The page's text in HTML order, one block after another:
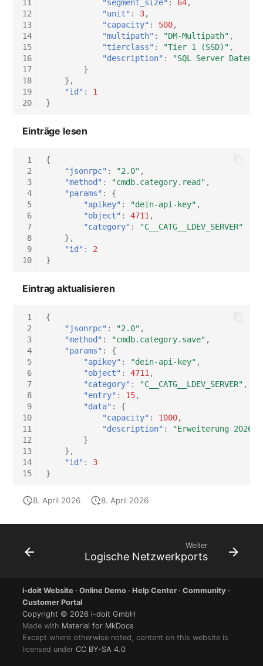
11
12
13
14
15
16
17
18
19
20
"segment_size" : 64,
"unit" : 3,
"capacity" : 500,
"multipath" : "DM-Multipath" ,
"tierclass" : "Tier 1 (SSD)" ,
"description" :
"SQL Server
}
},
"id" :
1
}
Einträge lesen
1
2
3
4
5
6
7
8
9
10
{
"jsonrpc" : "2.0" ,
"method" : "cmdb.category.read" ,
"params" :
{
"apikey" : "dein-api-key" ,
"object" : 4711 ,
"category" :
"C__CATG__LDEV_SERVER"
},
"id" :
2
}
Eintrag aktualisieren
1
2
3
4
5
6
7
8
9
10
11
12
13
14
15
{
"jsonrpc" : "2.0" ,
"method" : "cmdb.category.save" ,
"params" :
{
"apikey" : "dein-api-key" ,
"object" : 4711 ,
"category" : "C__CATG__LDEV_SERVER" ,
"entry" : 15,
"data" :
{
"capacity" : 1000,
"description" :
"Erweiterung 2026-
}
},
"id" :
3
}
8. April 2026 8. April 2026
Weiter
Logische Netzwerkports
i-doit Website ·Online Demo · Help Center ·Community ·
Customer Portal
Copyright © 2026 i-doit GmbH
Made with Material for MkDocs
Except where otherwise noted, content on this website is
licensed underCC BY-SA 4.0